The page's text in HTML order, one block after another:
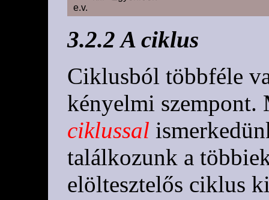
3.2.2 A ciklus
Ciklusból többféle
kényelmi szempont.
ciklussal
találkozunk a
elöltesztelős ciklus